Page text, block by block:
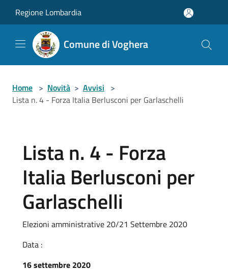
Regione Lombardia
Comune di Voghera
Home > Novità > Avvisi >
Lista n. 4 - Forza Italia Berlusconi per Garlaschelli
Lista n. 4 - Forza
Italia Berlusconi per
Garlaschelli
Elezioni amministrative 20/21 Settembre 2020
Data :
16 settembre 2020